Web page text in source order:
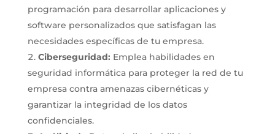
programación para desarrollar aplicaciones y
software personalizados que satisfagan las
necesidades específicas de tu empresa.
Ciberseguridad: Emplea habilidades en
seguridad informática para proteger la red de tu
empresa contra amenazas cibernéticas y
garantizar la integridad de los datos
confidenciales.